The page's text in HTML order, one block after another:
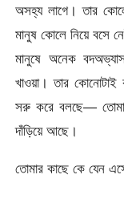
অসহ্য লাগে। তার
মানুষ কোলে নিয়ে বসে
মানুষে অনেক
খাওয়া। তার
সরু করে বলছে—
দাঁড়িয়ে আছে।
তোমার কাছে কে যেন